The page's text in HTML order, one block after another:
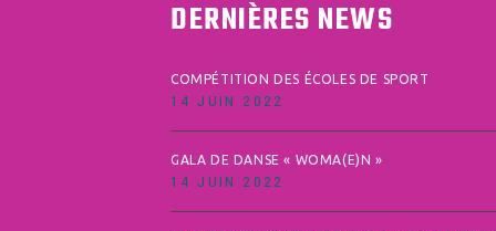
DERNIÈRES NEWS
COMPÉTITION DES ÉCOLES DE SPORT
14 JUIN 2022
GALA DE DANSE « WOMA(E)N »
14 JUIN 2022